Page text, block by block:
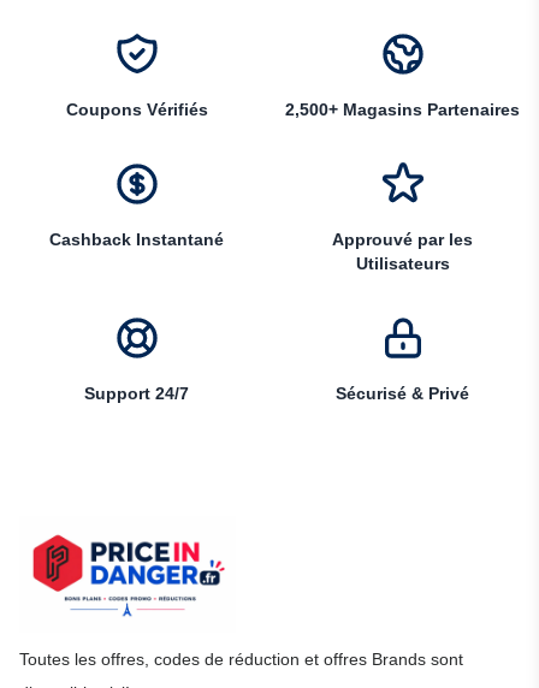
Coupons Vérifiés 2,500+ Magasins Partenaires
Cashback Instantané
Approuvé par les
Utilisateurs
Support 24/7 Sécurisé & Privé
Toutes les offres, codes de réduction et offres Brands sont